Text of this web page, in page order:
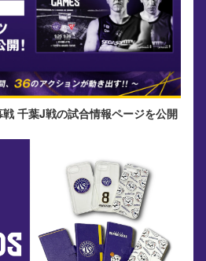
千葉J戦の試合情報ページを公開